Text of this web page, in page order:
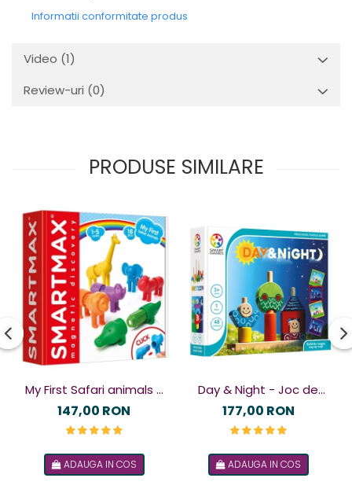
Informatii conformitate produs
Video (1)
Review-uri (0)
PRODUSE SIMILARE
My First Safari animals -
Joc magnetic
147,00 RON
ADAUGA IN COS
Day & Night - Joc de
logică
177,00 RON
ADAUGA IN COS